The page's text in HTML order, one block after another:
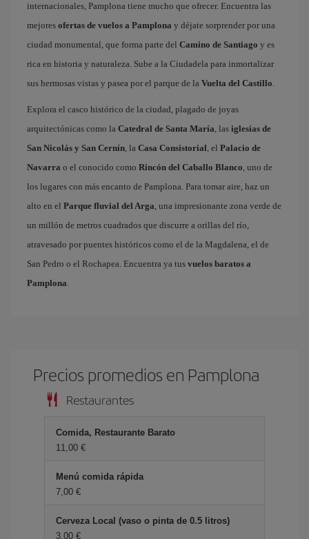
internacionales, Pamplona tiene mucho que ofrecer. Encuentra las
mejores ofertas de vuelos a Pamplona y déjate sorprender por una
ciudad monumental, que forma parte del Camino de Santiago y es
rica en historia y naturaleza. Sube a la Ciudadela para inmortalizar
sus hermosas vistas y pasea por el parque de la Vuelta del Castillo.
Explora el casco histórico de la ciudad, plagado de joyas
arquitectónicas como la Catedral de Santa María, las iglesias de
San Nicolás y San Cernín, la Casa Consistorial, el Palacio de
Navarra o el conocido como Rincón del Caballo Blanco, uno de
los lugares con más encanto de Pamplona. Para tomar aire, haz un
alto en el Parque fluvial del Arga, una impresionante zona verde de
un millón de metros cuadrados que discurre a orillas del río,
atravesado por puentes históricos como el de la Magdalena, el de
San Pedro o el Rochapea. Encuentra ya tus vuelos baratos a
Pamplona.
Precios promedios en Pamplona
Restaurantes
Comida, Restaurante Barato
11,00 €
Menú comida rápida
7,00 €
Cerveza Local (vaso o pinta de 0.5 litros)
3,00 €